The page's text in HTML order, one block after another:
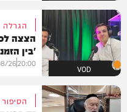
VOD
'בין
20:00
26